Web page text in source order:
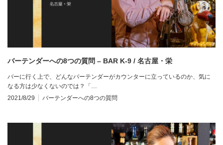
バーテンダーへの8つの質問 – BAR K-9 / 名古屋・栄
バーに行く上で、どんなバーテンダーがカウンターに立っているのか、気に
なる方は少なくないのでは？「…
2021/8/29
バーテンダーへの8つの質問